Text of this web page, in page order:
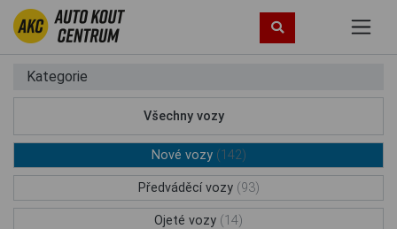
Kategorie
Všechny vozy
Nové vozy (142)
Předváděcí vozy (93)
Ojeté vozy (14)